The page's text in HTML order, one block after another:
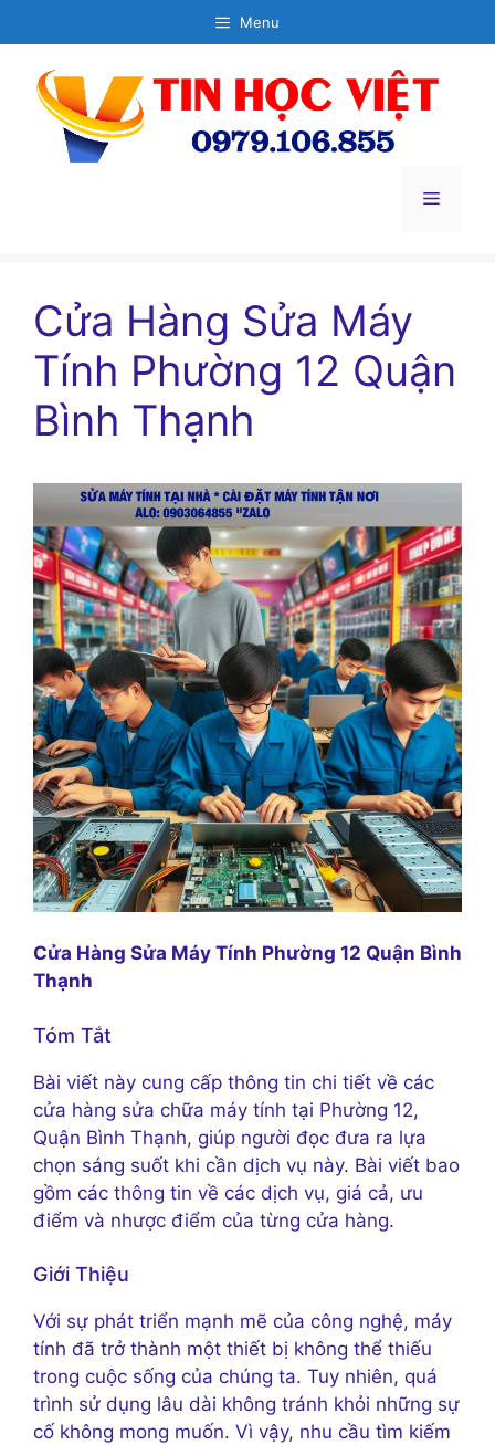
đến
dung
Menu
Menu
Cửa Hàng Sửa Máy
Tính Phường 12 Quận
Bình Thạnh
Cửa Hàng Sửa Máy Tính Phường 12 Quận Bình
Thạnh
Tóm Tắt
Bài viết này cung cấp thông tin chi tiết về các
cửa hàng sửa chữa máy tính tại Phường 12,
Quận Bình Thạnh, giúp người đọc đưa ra lựa
chọn sáng suốt khi cần dịch vụ này. Bài viết bao
gồm các thông tin về các dịch vụ, giá cả, ưu
điểm và nhược điểm của từng cửa hàng.
Giới Thiệu
Với sự phát triển mạnh mẽ của công nghệ, máy
tính đã trở thành một thiết bị không thể thiếu
trong cuộc sống của chúng ta. Tuy nhiên, quá
trình sử dụng lâu dài không tránh khỏi những sự
cố không mong muốn. Vì vậy, nhu cầu tìm kiếm